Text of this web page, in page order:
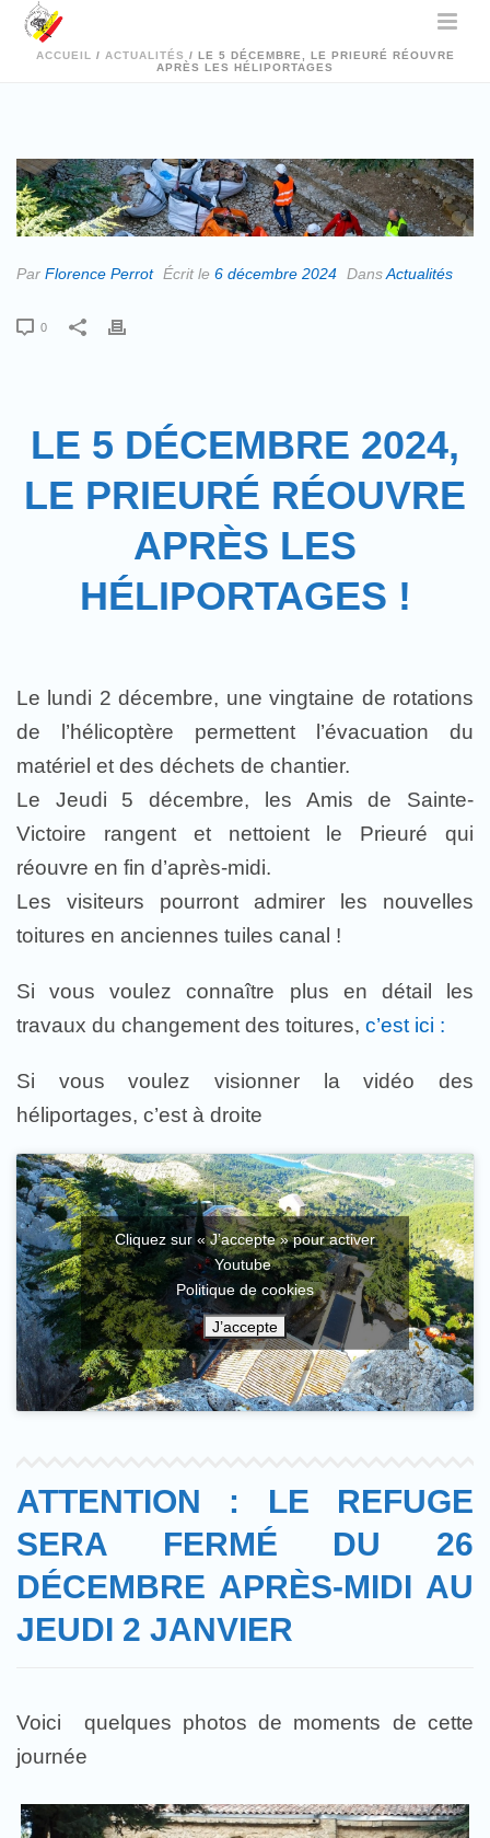
ACCUEIL / ACTUALITÉS / LE 5 DÉCEMBRE, LE PRIEURÉ RÉOUVRE
APRÈS LES HÉLIPORTAGES
Par Florence Perrot Écrit le 6 décembre 2024 DansActualités
0
LE 5 DÉCEMBRE 2024,
LE PRIEURÉ RÉOUVRE
APRÈS LES
HÉLIPORTAGES !
Le lundi 2 décembre, une vingtaine de rotations
de l’hélicoptère permettent l’évacuation du
matériel et des déchets de chantier.
Le Jeudi 5 décembre, les Amis de Sainte-
Victoire rangent et nettoient le Prieuré qui
réouvre en fin d’après-midi.
Les visiteurs pourront admirer les nouvelles
toitures en anciennes tuiles canal !
Si vous voulez connaître plus en détail les
travaux du changement des toitures, c’est ici :
Si vous voulez visionner la vidéo des
héliportages, c’est à droite
Cliquez sur « J’accepte » pour activer
Youtube
Politique de cookies
J’accepte
ATTENTION : LE REFUGE
SERA FERMÉ DU 26
DÉCEMBRE APRÈS-MIDI AU
JEUDI 2 JANVIER
Voici quelques photos de moments de cette
journée